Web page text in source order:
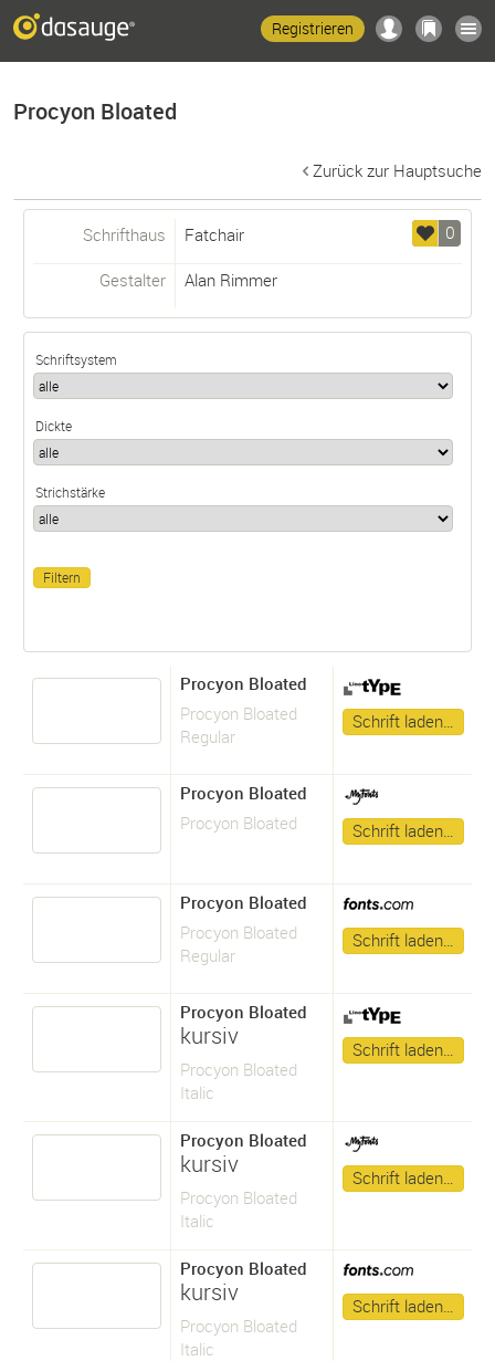
Registrieren
Procyon Bloated
Zurück zur Hauptsuche
0
Schrifthaus Fatchair
Gestalter Alan Rimmer
Schriftsystem
Dickte
Strichstärke
Procyon Bloated
Procyon Bloated
Regular
Schrift laden…
Procyon Bloated
Procyon Bloated
Schrift laden…
Procyon Bloated
Procyon Bloated
Regular
Schrift laden…
Procyon Bloated
kursiv
Procyon Bloated
Italic
Schrift laden…
Procyon Bloated
kursiv
Procyon Bloated
Italic
Schrift laden…
Procyon Bloated
kursiv
Procyon Bloated
Italic
Schrift laden…